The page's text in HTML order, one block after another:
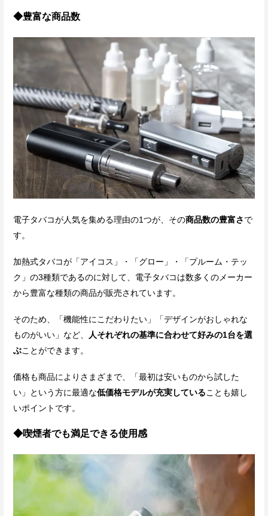
◆豊富な商品数
電子タバコが人気を集める理由の1つが、その商品数の豊富さで
す。
加熱式タバコが「アイコス」・「グロー」・「プルーム・テッ
ク」の3種類であるのに対して、電子タバコは数多くのメーカー
から豊富な種類の商品が販売されています。
そのため、「機能性にこだわりたい」「デザインがおしゃれな
ものがいい」など、
人それぞれの基準に合わせて好みの1台を選
ぶことができます。
価格も商品によりさまざまで、「最初は安いものから試した
い」という方に最適な低価格モデルが充実していることも嬉し
いポイントです。
◆喫煙者でも満足できる使用感